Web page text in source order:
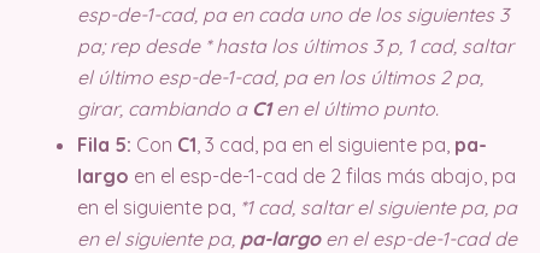
esp-de-1-cad, pa en cada uno de los siguientes 3
pa; rep desde * hasta los últimos 3 p, 1 cad, saltar
el último esp-de-1-cad, pa en los últimos 2 pa,
girar, cambiando a C1en el último punto.
Fila 5: Con C1 , 3 cad, pa en el siguiente pa, pa-
largo en el esp-de-1-cad de 2 filas más abajo, pa
en el siguiente pa, *1 cad, saltar el siguiente pa, pa
en el siguiente pa, pa-largoen el esp-de-1-cad de